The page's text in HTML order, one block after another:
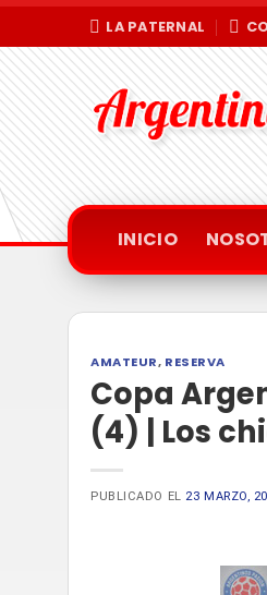
Saltar
contenido
LA PATERNAL
INICIO
AMATEUR, RESERVA
Copa
(4) | Los
PUBLICADO EL 23 MARZO,